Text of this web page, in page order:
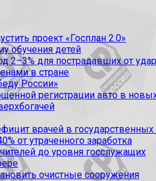
проект «Госплан 2.0»
обучения детей
для пострадавших от
в стране
России»
регистрации авто в
врачей в государственных
от утраченного заработка
до уровня госслужащих
очистные сооружения